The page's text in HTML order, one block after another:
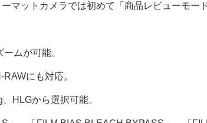
マットカメラでは初めて「商品レビューモー
ムが可能。
にも対応。
HLGから選択可能。